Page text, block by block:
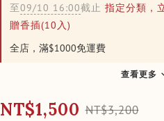
至09/10 16:00截止 指定分類，
贈香插(10入)
全店，滿$1000免運費
查看更多
NT$1,500 NT$3,200